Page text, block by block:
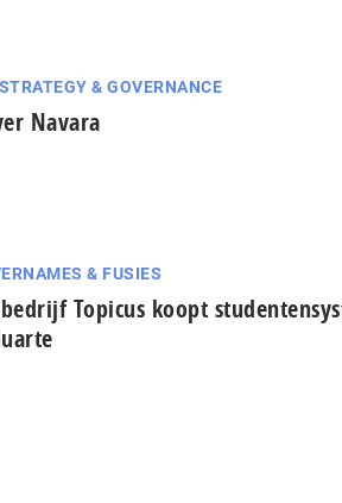
& GOVERNANCE
Navara
& FUSIES
Topicus koopt